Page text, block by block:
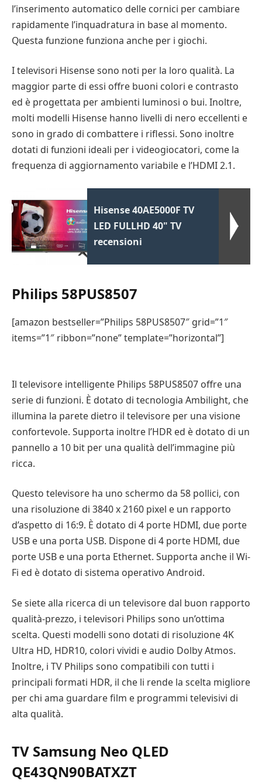
l’inserimento automatico delle cornici per cambiare
rapidamente l’inquadratura in base al momento.
Questa funzione funziona anche per i giochi.
I televisori Hisense sono noti per la loro qualità. La
maggior parte di essi offre buoni colori e contrasto
ed è progettata per ambienti luminosi o bui. Inoltre,
molti modelli Hisense hanno livelli di nero eccellenti e
sono in grado di combattere i riflessi. Sono inoltre
dotati di funzioni ideali per i videogiocatori, come la
frequenza di aggiornamento variabile e l’HDMI 2.1.
Hisense 40AE5000F TV
LED FULLHD 40" TV
recensioni
Philips 58PUS8507
[amazon bestseller=”Philips 58PUS8507″ grid=”1″
items=”1″ ribbon=”none” template=”horizontal”]
Il televisore intelligente Philips 58PUS8507 offre una
serie di funzioni. È dotato di tecnologia Ambilight, che
illumina la parete dietro il televisore per una visione
confortevole. Supporta inoltre l’HDR ed è dotato di un
pannello a 10 bit per una qualità dell’immagine più
ricca.
Questo televisore ha uno schermo da 58 pollici, con
una risoluzione di 3840 x 2160 pixel e un rapporto
d’aspetto di 16:9. È dotato di 4 porte HDMI, due porte
USB e una porta USB. Dispone di 4 porte HDMI, due
porte USB e una porta Ethernet. Supporta anche il Wi-
Fi ed è dotato di sistema operativo Android.
Se siete alla ricerca di un televisore dal buon rapporto
qualità-prezzo, i televisori Philips sono un’ottima
scelta. Questi modelli sono dotati di risoluzione 4K
Ultra HD, HDR10, colori vividi e audio Dolby Atmos.
Inoltre, i TV Philips sono compatibili con tutti i
principali formati HDR, il che li rende la scelta migliore
per chi ama guardare film e programmi televisivi di
alta qualità.
TV Samsung Neo QLED
QE43QN90BATXZT